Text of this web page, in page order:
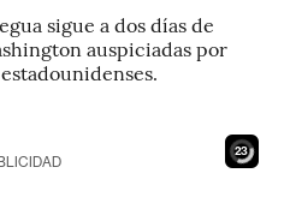
sigue a dos días de
auspiciadas por
22